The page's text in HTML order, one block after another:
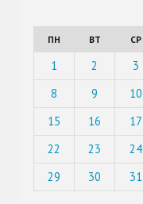
ПН ВТ СР
1 2 3
8
9 10
15
16 17
22
23 24
29
30 31